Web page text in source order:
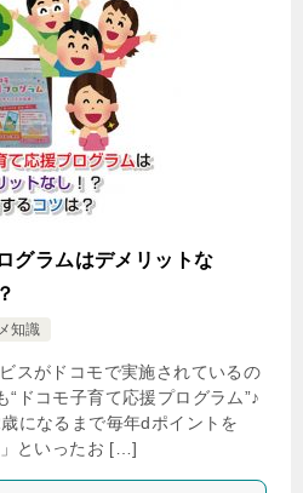
グラムはデメリットな
知識
スがドコモで実施されているの
ドコモ子育て応援プログラム”♪
になるまで毎年dポイントを
といったお […]